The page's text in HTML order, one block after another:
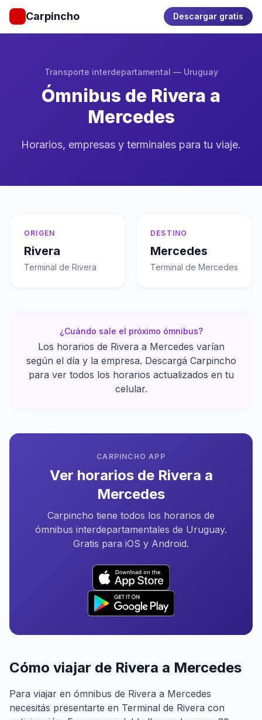
Carpincho Descargar gratis
Transporte interdepartamental — Uruguay
Ómnibus de Rivera a
Mercedes
Horarios, empresas y terminales para tu viaje.
ORIGEN
Rivera
Terminal de Rivera
DESTINO
Mercedes
Terminal de Mercedes
¿Cuándo sale el próximo ómnibus?
Los horarios de Rivera a Mercedes varían
según el día y la empresa. Descargá Carpincho
para ver todos los horarios actualizados en tu
celular.
CARPINCHO APP
Ver horarios de Rivera a
Mercedes
Carpincho tiene todos los horarios de
ómnibus interdepartamentales de Uruguay.
Gratis para iOS y Android.
Cómo viajar de Rivera a Mercedes
Para viajar en ómnibus de Rivera a Mercedes
necesitás presentarte en Terminal de Rivera con